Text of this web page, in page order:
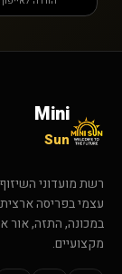
Mini
Sun
רשת מועדוני
עצמי בפריסה
במכונה, התזה, אור
מקצועיים.